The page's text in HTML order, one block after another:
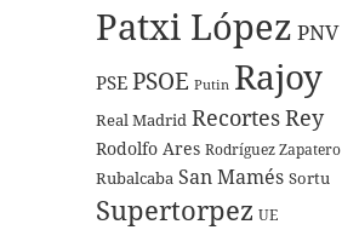
Patxi López PNV
PSE PSOE Putin Rajoy
Real Madrid RecortesRey
Rodolfo Ares Rodríguez Zapatero
Rubalcaba San Mamés Sortu
Supertorpez UE